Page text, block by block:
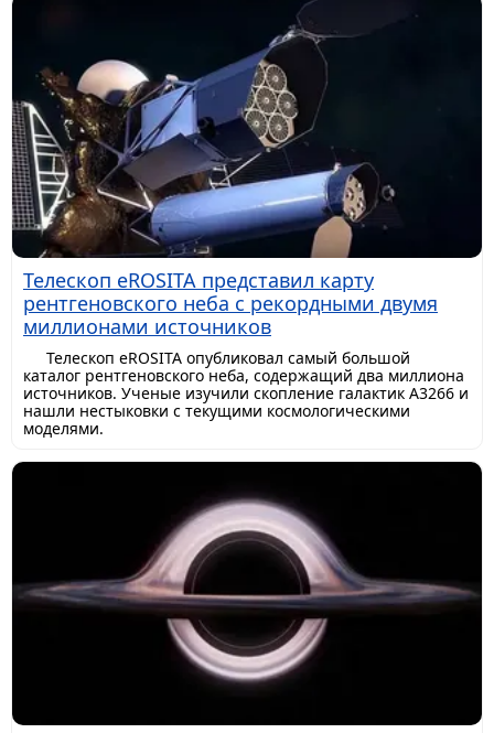
Телескоп eROSITA представил карту
рентгеновского неба с рекордными двумя
миллионами источников
Телескоп eROSITA опубликовал самый большой
каталог рентгеновского неба, содержащий два миллиона
источников. Ученые изучили скопление галактик A3266 и
нашли нестыковки с текущими космологическими
моделями.